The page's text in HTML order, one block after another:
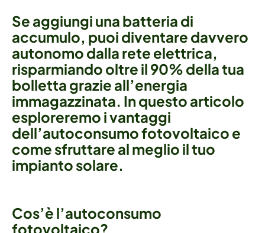
Se aggiungi una batteria di
accumulo, puoi diventare davvero
autonomo dalla rete elettrica,
risparmiando oltre il 90% dellatua
bolletta grazie all’energia
immagazzinata. In questo articolo
esploreremo ivantaggi
dell’autoconsumofotovoltaico e
comesfruttare al meglio iltuo
impiantosolare.
Cos’è l’autoconsumo
fotovoltaico?